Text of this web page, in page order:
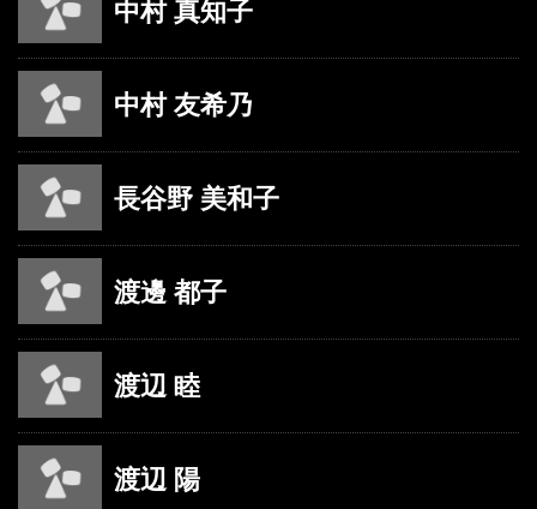
中村 真知子
中村 友希乃
長谷野 美和子
渡邊 都子
渡辺 睦
渡辺 陽